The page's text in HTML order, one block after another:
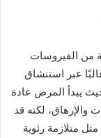
من الفيروسات
عبر استنشاق
يبدأ المرض عادة
والإرهاق، لكنه قد
متلازمة رئوية